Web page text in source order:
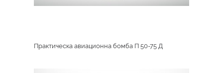
Практическа авиационна бомба П 50-75 Д